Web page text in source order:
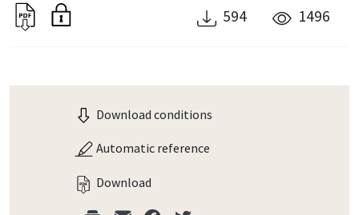
594 1496
Download conditions
Automatic reference
Download